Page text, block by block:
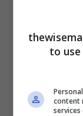
Simona
con le stelle-
Il
l’occasione
to
content